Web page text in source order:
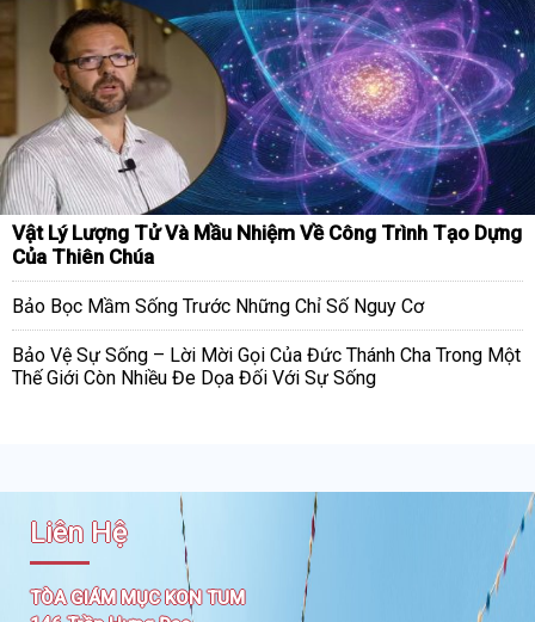
Vật Lý Lượng Tử Và Mầu Nhiệm Về Công Trình Tạo Dựng
Của Thiên Chúa
Bảo Bọc Mầm Sống Trước Những Chỉ Số Nguy Cơ
Bảo Vệ Sự Sống – Lời Mời Gọi Của Đức Thánh Cha Trong Một
Thế Giới Còn Nhiều Đe Dọa Đối Với Sự Sống
Liên Hệ
TÒA GIÁM MỤC KON TUM